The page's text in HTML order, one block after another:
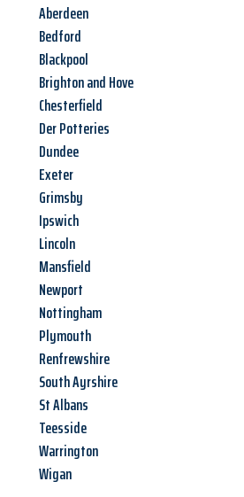
Aberdeen
Bedford
Blackpool
Brighton and Hove
Chesterfield
Der Potteries
Dundee
Exeter
Grimsby
Ipswich
Lincoln
Mansfield
Newport
Nottingham
Plymouth
Renfrewshire
South Ayrshire
St Albans
Teesside
Warrington
Wigan